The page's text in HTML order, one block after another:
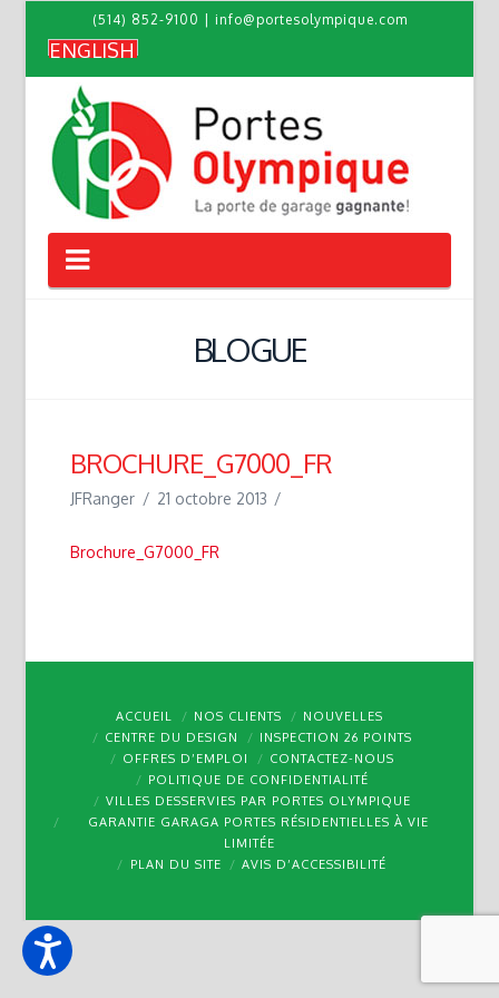
(514) 852-9100 info@portesolympique.com
ENGLISH
Navigation
BLOGUE
BROCHURE_G7000_FR
JFRanger 21 octobre 2013
Brochure_G7000_FR
ACCUEIL NOS CLIENTS
NOUVELLES
CENTRE DU DESIGN
INSPECTION 26 POINTS
OFFRES D’EMPLOI
CONTACTEZ-NOUS
POLITIQUE DE CONFIDENTIALITÉ
VILLES DESSERVIES PAR PORTES OLYMPIQUE
GARANTIE GARAGA PORTES RÉSIDENTIELLES À VIE
LIMITÉE
PLAN DU SITE
AVIS D’ACCESSIBILITÉ